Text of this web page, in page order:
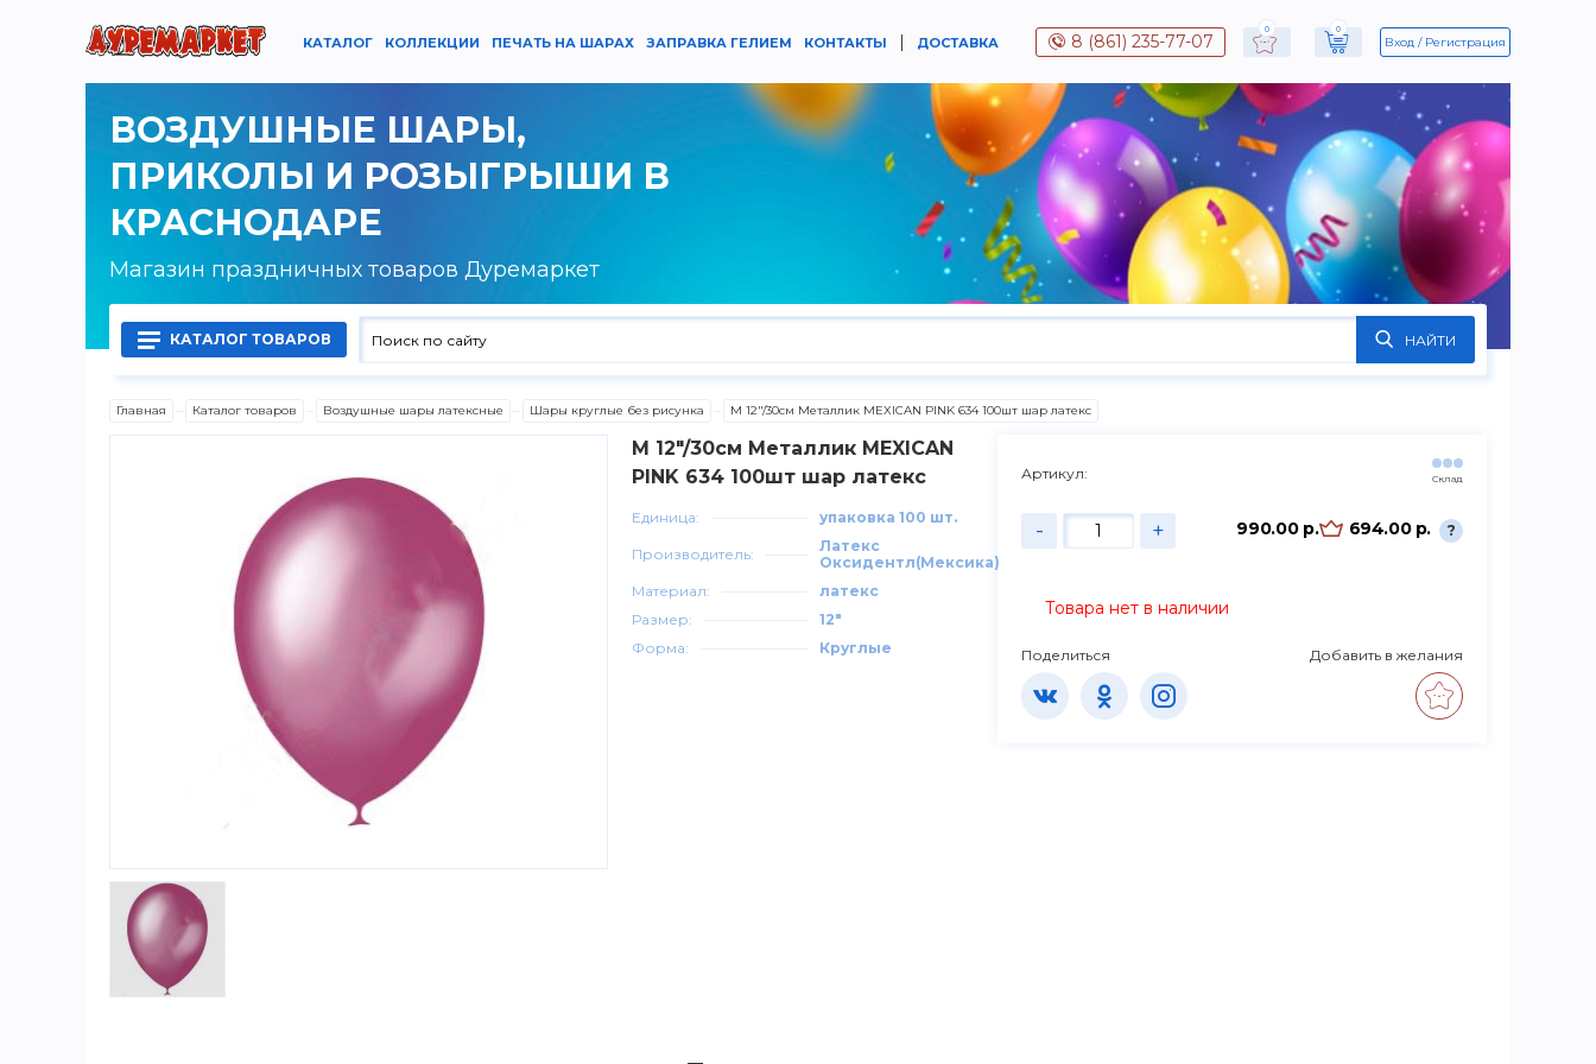
КАТАЛОГ КОЛЛЕКЦИИ ПЕЧАТЬ НА ШАРАХ ЗАПРАВКА ГЕЛИЕМ КОНТАКТЫ | ДОСТАВКА 8 (861) 235-77-07
0 0
Вход Регистрация
ВОЗДУШНЫЕ ШАРЫ,
ПРИКОЛЫ И РОЗЫГРЫШИ В
КРАСНОДАРЕ
Магазин праздничных товаров Дуремаркет
КАТАЛОГ ТОВАРОВ
Воздушные шары латексные
Воздушные шары фольгированные
Гелий, оборудование и аксессуары
Игры и игрушки
Карнавально-праздничная продукция
Наградная атрибутика
Подарочная упаковка, конверты для
Приколы и розыгрыши
Шары с гелием
НАЙТИ
Главная Каталог товаров Воздушные шары латексные Шары круглые без рисунка M 12"/30см Металлик MEXICAN PINK 634 100шт шар латекс
Артикул: Склад
- + 990.00 р. 694.00 р. ?
Товара нет в наличии
Поделиться Добавить в желания
M 12"/30см Металлик MEXICAN
PINK 634 100шт шар латекс
Единица: упаковка 100 шт.
Производитель:
Латекс
Оксидентл(Мексика)
Материал:
латекс
Размер:
12"
Форма:
Круглые